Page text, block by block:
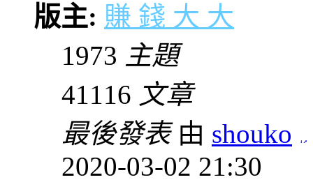
版主: 賺 錢 大 大
1973 主題
41116 文章
最後發表由 shouko
2020-03-02 21:30